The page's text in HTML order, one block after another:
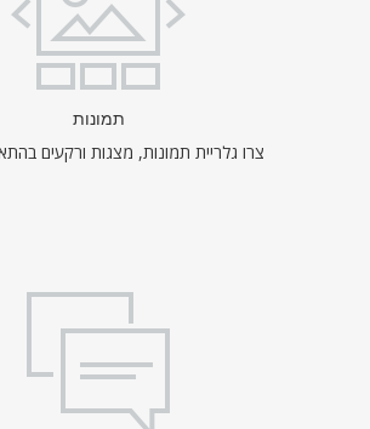
תמונות
צרו גלריית תמונות, מצגות ורקעים